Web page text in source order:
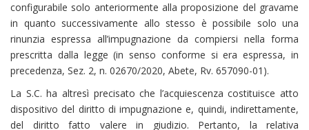
configurabile solo anteriormente alla proposizione del gravame
in quanto successivamente allo stesso è possibile solo una
rinunzia espressa all’impugnazione da compiersi nella forma
prescritta dalla legge (in senso conforme si era espressa, in
precedenza, Sez. 2, n. 02670/2020, Abete, Rv. 657090-01).
La S.C. ha altresì precisato che l’acquiescenza costituisce atto
dispositivo del diritto di impugnazione e, quindi, indirettamente,
del diritto fatto valere in giudizio. Pertanto, la relativa